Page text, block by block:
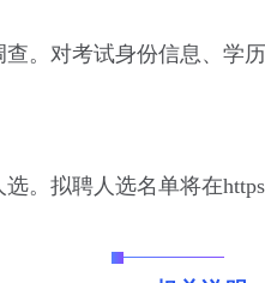
。对考试身份信息、学
。拟聘人选名单将在